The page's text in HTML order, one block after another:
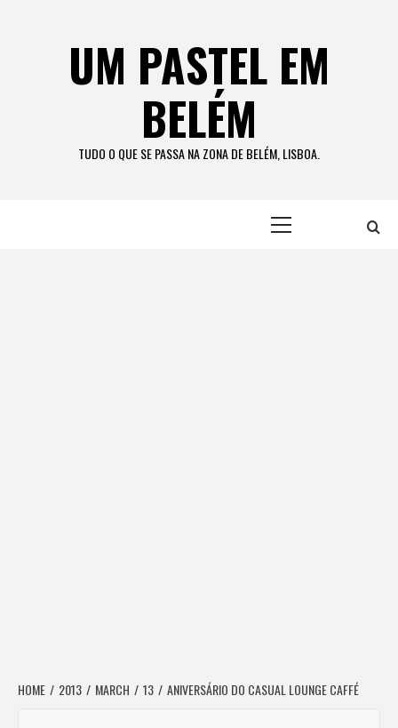
UM PASTEL EM
BELÉM
TUDO O QUE SE PASSA NA ZONA DE BELÉM, LISBOA.
HOME 2013 MARCH 13 ANIVERSÁRIO DO CASUAL LOUNGE CAFFÉ